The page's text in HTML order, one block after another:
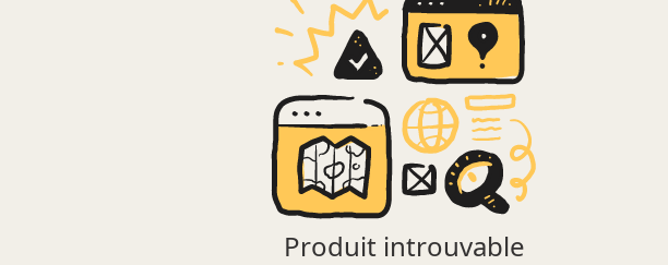
Produit introuvable